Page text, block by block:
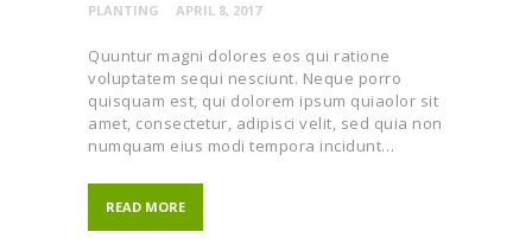
PLANTING APRIL 8, 2017
Quuntur magni dolores eos qui ratione
voluptatem sequi nesciunt. Neque porro
quisquam est, qui dolorem ipsum quiaolor sit
amet, consectetur, adipisci velit, sed quia non
numquam eius modi tempora incidunt…
READ MORE